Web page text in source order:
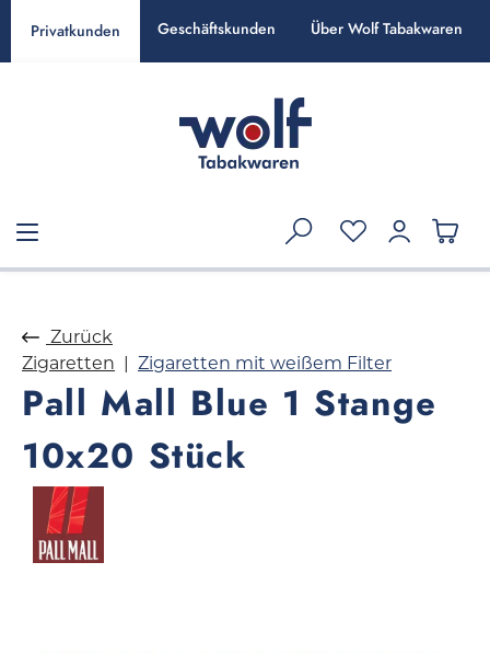
springen
Privatkunden Geschäftskunden Über Wolf Tabakwaren
Zurück
Zigaretten
Zigaretten mit weißem Filter
Pall Mall Blue 1 Stange
10x20 Stück